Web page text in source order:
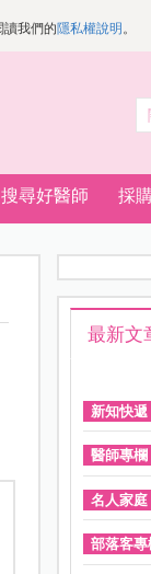
我們的隱私權說明 。
搜尋好醫師 採
最新文
新知快遞
醫師專欄
名人家庭
部落客專